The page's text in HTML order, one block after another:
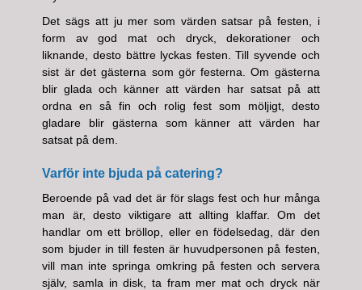
Det sägs att ju mer som värden satsar på festen, i
form av god mat och dryck, dekorationer och
liknande, desto bättre lyckas festen. Till syvende och
sist är det gästerna som gör festerna. Om gästerna
blir glada och känner att värden har satsat på att
ordna en så fin och rolig fest som möljigt, desto
gladare blir gästerna som känner att värden har
satsat på dem.
Varför inte bjuda på catering?
Beroende på vad det är för slags fest och hur många
man är, desto viktigare att allting klaffar. Om det
handlar om ett bröllop, eller en födelsedag, där den
som bjuder in till festen är huvudpersonen på festen,
vill man inte springa omkring på festen och servera
själv, samla in disk, ta fram mer mat och dryck när